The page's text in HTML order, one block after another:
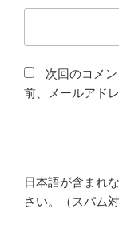
次回のコメ
前、メールアド
日本語が含まれ
さい。（スパム対